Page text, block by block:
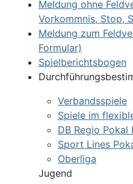
Meldung ohne
Vorkommnis, Stop,
Meldung zum
Formular)
Spielberichtsbogen
Verbandsspiele
Spiele im
DB Regio Pokal
Sport Lines
Oberliga
Jugend